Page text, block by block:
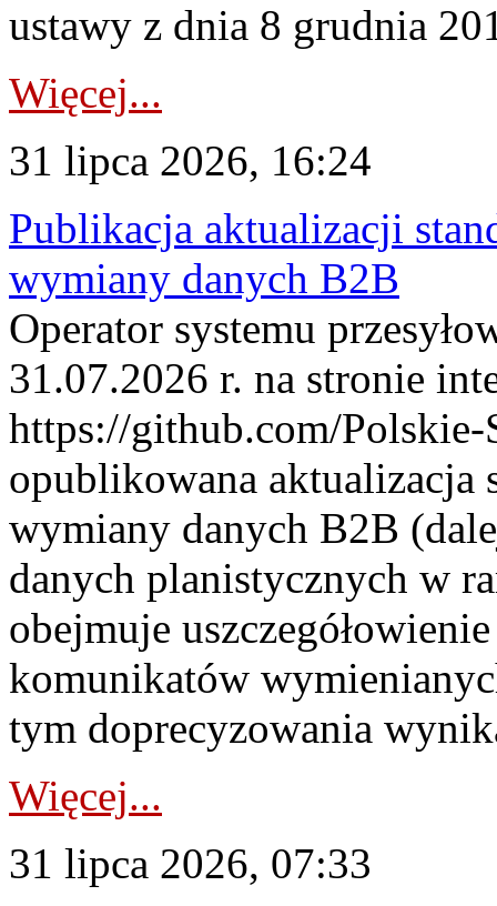
ustawy z dnia 8 grudnia
Więcej...
31 lipca 2026, 16:24
Publikacja aktualizacji
wymiany danych B2B
Operator systemu
31.07.2026 r. na stronie
https://github.com/Polskie-
opublikowana aktualizacja
wymiany danych B2B
danych planistycznych w
obejmuje
komunikatów
tym doprecyzowania
Więcej...
31 lipca 2026, 07:33